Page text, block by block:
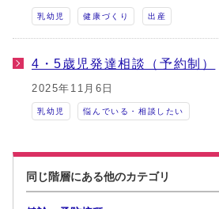
乳幼児 健康づくり 出産
4・5歳児発達相談（予約制）
2025年11月6日
乳幼児 悩んでいる・相談したい
同じ階層にある他のカテゴリ